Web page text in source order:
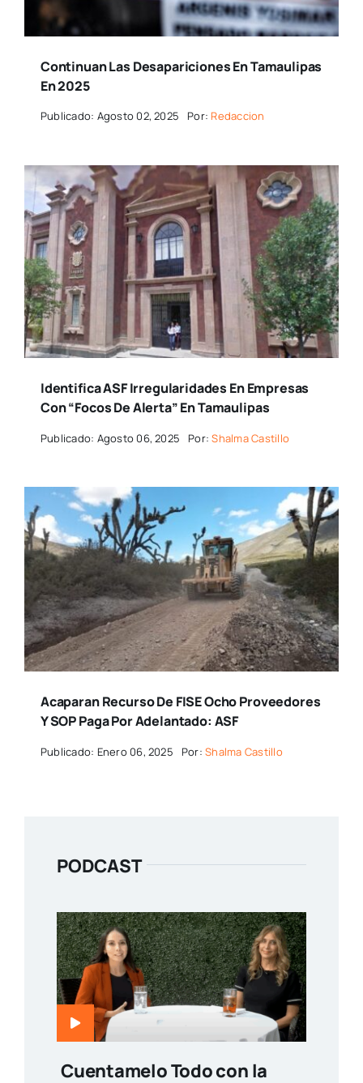
Continuan Las Desapariciones En Tamaulipas
En 2025
Publicado: Agosto 02, 2025 Por: Redaccion
Identifica ASF Irregularidades En Empresas
Con “focos De Alerta” En Tamaulipas
Publicado: Agosto 06, 2025 Por:Shalma Castillo
Acaparan Recurso De FISE Ocho Proveedores
Y SOP Paga Por Adelantado: ASF
Publicado: Enero 06, 2025 Por:Shalma Castillo
PODCAST
Cuentamelo Todo con la